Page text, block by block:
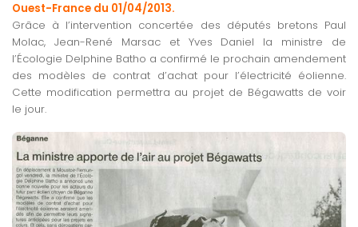
Ouest-France du 01/04/2013.
Grâce à l’intervention concertée des députés bretons Paul
Molac, Jean-René Marsac et Yves Daniel la ministre de
l’Écologie Delphine Batho a confirmé le prochain amendement
des modèles de contrat d’achat pour l’électricité éolienne.
Cette modification permettra au projet de Bégawatts de voir
le jour.